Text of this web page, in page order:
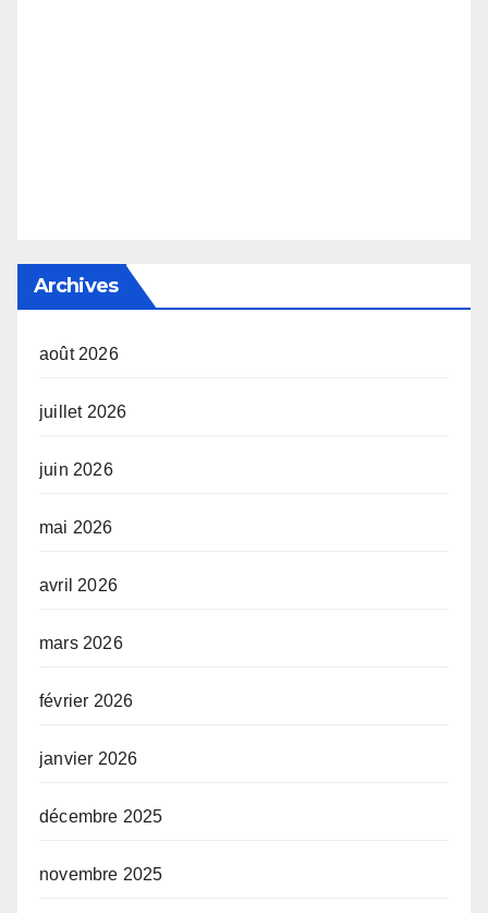
Archives
août 2026
juillet 2026
juin 2026
mai 2026
avril 2026
mars 2026
février 2026
janvier 2026
décembre 2025
novembre 2025